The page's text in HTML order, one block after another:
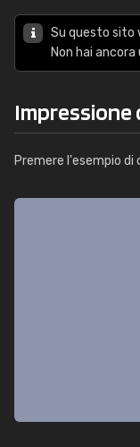
Su questo sito
Non hai
Impressione
Premere l'esempio di